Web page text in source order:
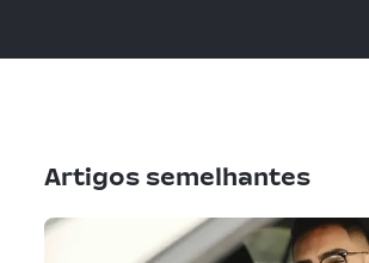
Artigos semelhantes